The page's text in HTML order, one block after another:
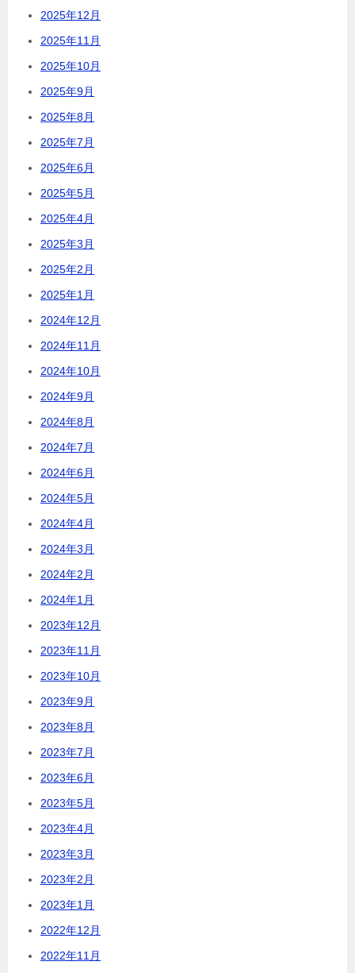
2025年12月
2025年11月
2025年10月
2025年9月
2025年8月
2025年7月
2025年6月
2025年5月
2025年4月
2025年3月
2025年2月
2025年1月
2024年12月
2024年11月
2024年10月
2024年9月
2024年8月
2024年7月
2024年6月
2024年5月
2024年4月
2024年3月
2024年2月
2024年1月
2023年12月
2023年11月
2023年10月
2023年9月
2023年8月
2023年7月
2023年6月
2023年5月
2023年4月
2023年3月
2023年2月
2023年1月
2022年12月
2022年11月